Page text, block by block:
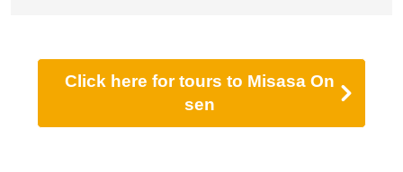
Click here for tours to Misasa On
sen